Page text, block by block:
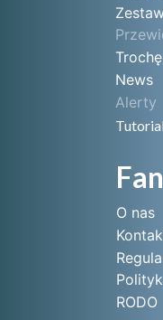
News
Alerty
Tutorial
O nas
RODO